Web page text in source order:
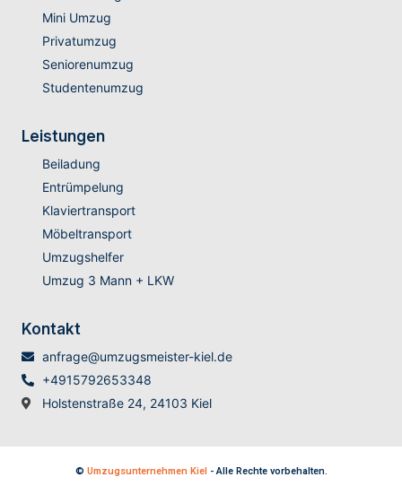
Mini Umzug
Privatumzug
Seniorenumzug
Studentenumzug
Leistungen
Beiladung
Entrümpelung
Klaviertransport
Möbeltransport
Umzugshelfer
Umzug 3 Mann + LKW
Kontakt
anfrage@umzugsmeister-kiel.de
+4915792653348
Holstenstraße 24, 24103 Kiel
© Umzugsunternehmen Kiel - Alle Rechte vorbehalten.